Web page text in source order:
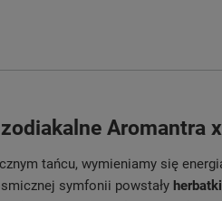
Aromantra
tańcu, wymieniamy się
symfonii powstały